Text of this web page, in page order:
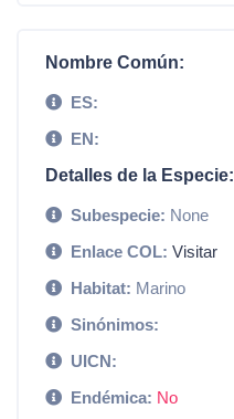
Nombre Común:
ES:
EN:
Detalles de la Especie:
Subespecie: None
Enlace COL: Visitar
Habitat: Marino
Sinónimos:
UICN:
Endémica: No